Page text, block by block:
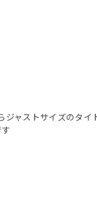
ジャストサイズのタ